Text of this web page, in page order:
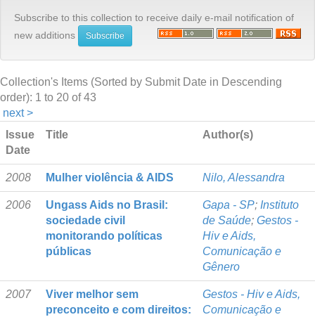
Subscribe to this collection to receive daily e-mail notification of
new additions
Collection's Items (Sorted by Submit Date in Descending
order): 1 to 20 of 43
next >
Issue
Date
Title Author(s)
2008 Mulher violência & AIDS Nilo, Alessandra
2006
Ungass Aids no Brasil:
sociedade civil
monitorando políticas
públicas
Gapa - SP; Instituto
de Saúde; Gestos -
Hiv e Aids,
Comunicação e
Gênero
2007
Viver melhor sem
preconceito e com direitos:
Gestos - Hiv e Aids,
Comunicação e